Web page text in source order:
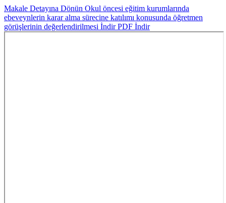
Makale Detayına Dönün Okul öncesi eğitim kurumlarında
ebeveynlerin karar alma sürecine katılımı konusunda öğretmen
görüşlerinin değerlendirilmesi İndirPDF İndir